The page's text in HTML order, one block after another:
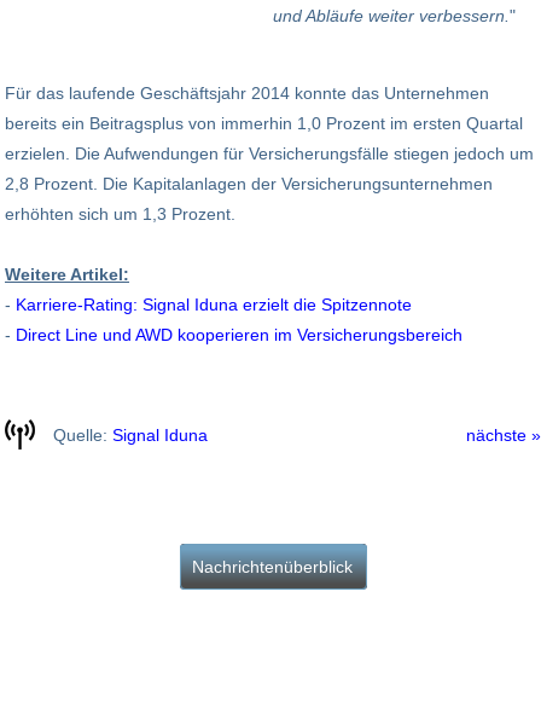
und Abläufe weiter verbessern. "
Für das laufende Geschäftsjahr 2014 konnte das Unternehmen
bereits ein Beitragsplus von immerhin 1,0 Prozent im ersten Quartal
erzielen. Die Aufwendungen für Versicherungsfälle stiegen jedoch um
2,8 Prozent. Die Kapitalanlagen der Versicherungsunternehmen
erhöhten sich um 1,3 Prozent.
Weitere Artikel:
- Karriere-Rating: Signal Iduna erzielt die Spitzennote
- Direct Line und AWD kooperieren im Versicherungsbereich
Quelle: Signal Iduna nächste »
Nachrichtenüberblick